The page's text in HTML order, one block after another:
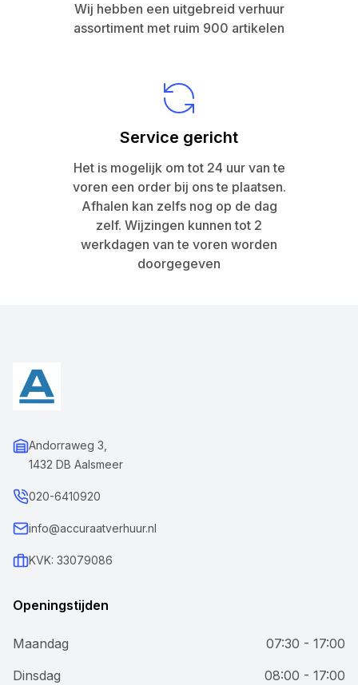
Wij hebben een uitgebreid verhuur
assortiment met ruim 900 artikelen
Service gericht
Het is mogelijk om tot 24 uur van te
voren een order bij ons te plaatsen.
Afhalen kan zelfs nog op de dag
zelf. Wijzingen kunnen tot 2
werkdagen van te voren worden
doorgegeven
Andorraweg 3,
1432 DB Aalsmeer
020-6410920
info@accuraatverhuur.nl
KVK: 33079086
Openingstijden
Maandag
07:30 - 17:00
Dinsdag
08:00 - 17:00